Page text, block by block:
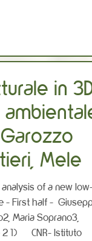
in
Mele
analysis of a new
- First half -
Maria Soprano3,
2 1) CNR- Istituto